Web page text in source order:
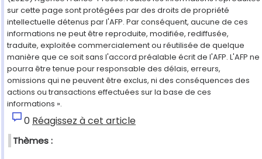
sur cette page sont protégées par des droits de propriété
intellectuelle détenus par l'AFP. Par conséquent, aucune de ces
informations ne peut être reproduite, modifiée, rediffusée,
traduite, exploitée commercialement ou réutilisée de quelque
manière que ce soit sans l'accord préalable écrit de l'AFP. L'AFP ne
pourra être tenue pour responsable des délais, erreurs,
omissions qui ne peuvent être exclus, ni des conséquences des
actions ou transactions effectuées sur la base de ces
informations ».
0 Réagissez à cet article
Thèmes :